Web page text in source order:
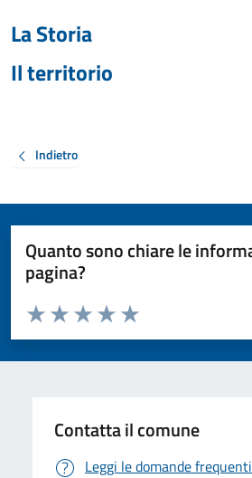
La Storia
Il territorio
Indietro
Quanto sono chiare le
pagina?
Valuta da 1 a 5 stelle la pagina
Valuta 5 stelle su 5
Valuta 4 stelle su 5
Valuta 3 stelle su 5
Valuta 2 stelle su 5
Valuta 1 stelle su 5
Contatta il comune
Leggi le domande frequenti